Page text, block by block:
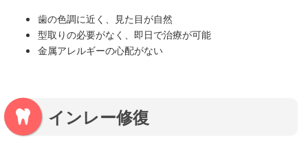
歯の色調に近く、見た目が自然
型取りの必要がなく、即日で治療が可能
金属アレルギーの心配がない
インレー修復